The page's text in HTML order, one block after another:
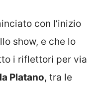
con l’inizio
show, e che lo
i riflettori per via
Platano, tra le